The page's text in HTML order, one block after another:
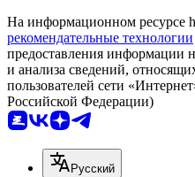
На информационном ресурсе
рекомендательные технологии
предоставления информации
и анализа сведений,
пользователей сети
Российской Федерации)
Русский